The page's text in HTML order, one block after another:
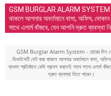
GSM BURGLAR ALARM SYSTEM –
থাকলে আপনার অবর্তমানে বাসা, অফিস, দোকান
সাথে এলার্ম বাঁজবে, যেন আপনি দ্রুত ব্যবস্থা
GSM Burglar Alarm System - চোরের দিন
ডিভাইসটি সেট করা থাকলে আপনার অবর্তমানে বাসা,
ব্যবসা প্রতিষ্ঠানে কেউ প্রবেশ করলেই সাথে সাথে এলার্ম
দ্রুত ব্যবস্থা নিতে পারেন।